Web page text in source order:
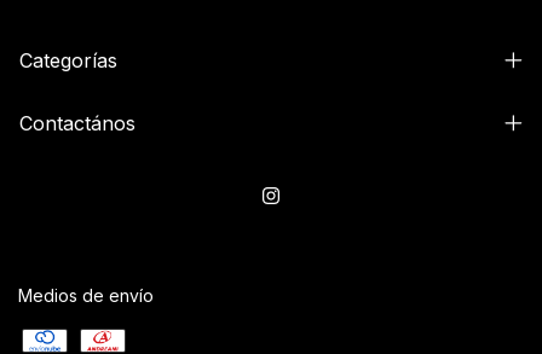
Categorías
Contactános
Medios de envío